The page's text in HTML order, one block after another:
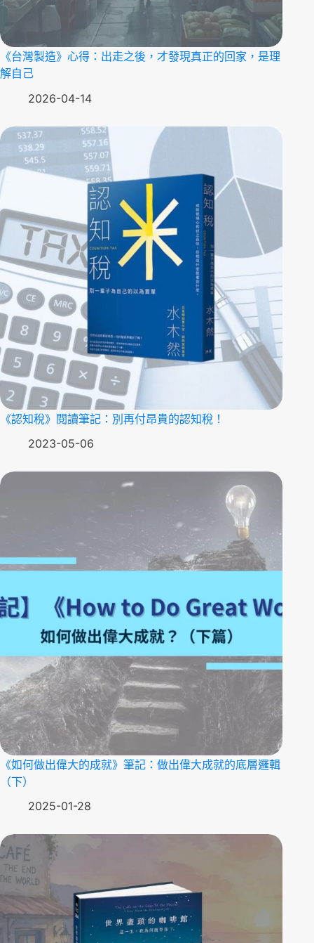
《台灣製造》心得：出走之後，才發現真正的回家，是理
解自己
2026-04-14
《認知稅》閱讀筆記：別再付昂貴的認知稅！
2023-05-06
《如何做出偉大的成就》筆記：做出偉大成就的底層邏輯
（下）
2025-01-28